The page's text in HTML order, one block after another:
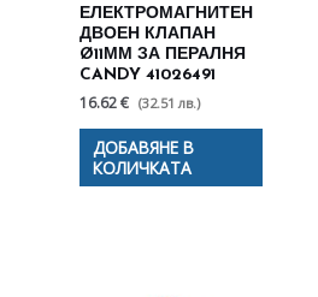
ЕЛЕКТРОМАГНИТЕН
ДВОЕН КЛАПАН
Ø11ММ ЗА ПЕРАЛНЯ
CANDY 41026491
16.62 € (32.51 лв.)
ДОБАВЯНЕ В
КОЛИЧКАТА